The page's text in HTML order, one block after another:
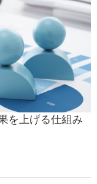
を上げる仕組み